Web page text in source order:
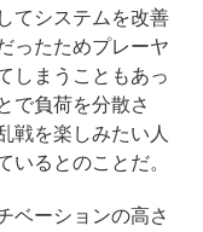
てシステムを改善
ったためプレーヤ
しまうこともあっ
で負荷を分散さ
戦を楽しみたい人
いるとのことだ。
ベーションの高さ